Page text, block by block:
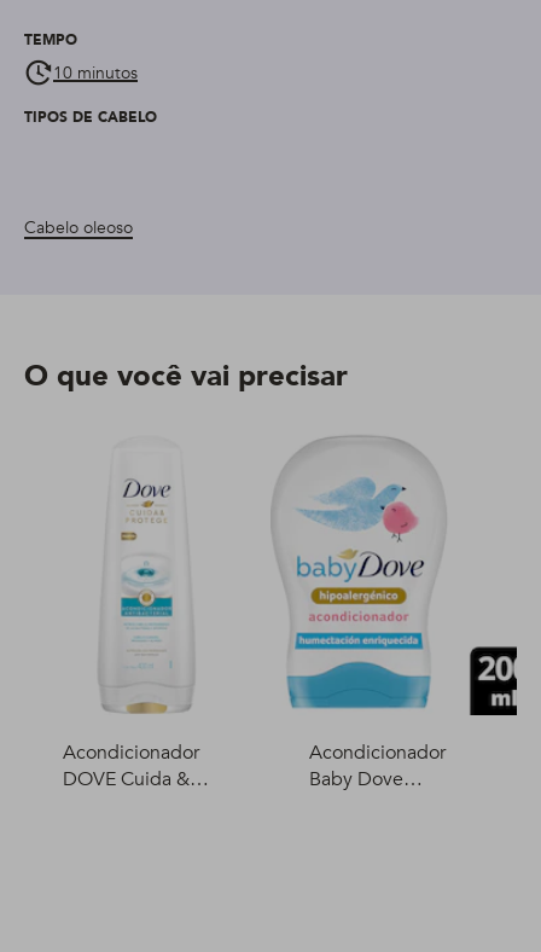
TEMPO
10 minutos
TIPOS DE CABELO
Cabelo oleoso
O que você vai precisar
Acondicionador
DOVE Cuida &
Acondicionador
Baby Dove